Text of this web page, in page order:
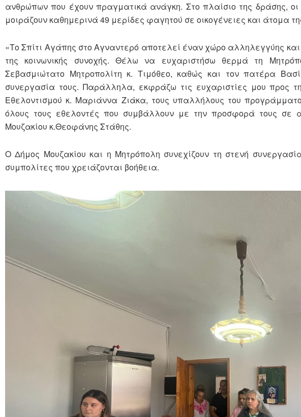
ανθρώπων που έχουν πραγματικά ανάγκη. Στο πλαίσιο της δράσης,
μοιράζουν καθημερινά 49 μερίδες φαγητού σε οικογένειες και άτομα
«Το Σπίτι Αγάπης στο Αγναντερό αποτελεί έναν χώρο αλληλεγγύης
της κοινωνικής συνοχής. Θέλω να ευχαριστήσω θερμά τη
Σεβασμιώτατο Μητροπολίτη κ. Τιμόθεο, καθώς και τον πατέρα
συνεργασία τους. Παράλληλα, εκφράζω τις ευχαριστίες μου προς
Εθελοντισμού κ. Μαριάννα Ζιάκα, τους υπαλλήλους του
όλους τους εθελοντές που συμβάλλουν με την προσφορά τους σε
Μουζακίου κ.Θεοφάνης Στάθης.
Ο Δήμος Μουζακίου και η Μητρόπολη συνεχίζουν τη στενή
συμπολίτες που χρειάζονται βοήθεια.